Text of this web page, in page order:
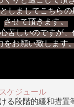
しましてこちら
させて頂きます。
苦しいのですが
をお願い致します
ケジュール
る段階的緩和措置